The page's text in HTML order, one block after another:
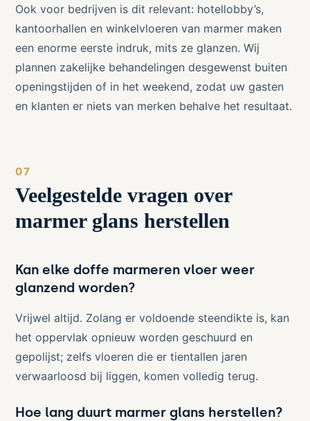
Ook voor bedrijven is dit relevant: hotellobby’s,
kantoorhallen en winkelvloeren van marmer maken
een enorme eerste indruk, mits ze glanzen. Wij
plannen zakelijke behandelingen desgewenst buiten
openingstijden of in het weekend, zodat uw gasten
en klanten er niets van merken behalve het resultaat.
Veelgestelde vragen over
marmer glans herstellen
Kan elke doffe marmeren vloer weer
glanzend worden?
Vrijwel altijd. Zolang er voldoende steendikte is, kan
het oppervlak opnieuw worden geschuurd en
gepolijst; zelfs vloeren die er tientallen jaren
verwaarloosd bij liggen, komen volledig terug.
Hoe lang duurt marmer glans herstellen?